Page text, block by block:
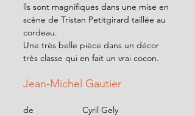
lls sont magnifiques dans une mise en
scène de Tristan Petitgirard taillée au
cordeau.
Une très belle pièce dans un décor
très classe qui en fait un vrai cocon.
Jean-Michel Gautier
de                    Cyril Gely